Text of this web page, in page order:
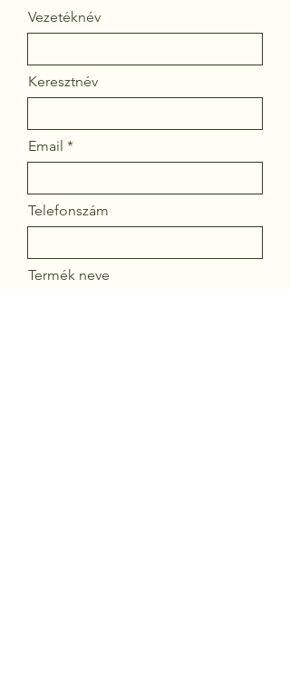
Vezetéknév
Keresztnév
Email
Telefonszám
Termék neve